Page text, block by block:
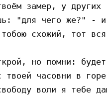
замер, у
"для чего же?" -
схожий, тот
но помни:
твоей часовни в
воли я тебе